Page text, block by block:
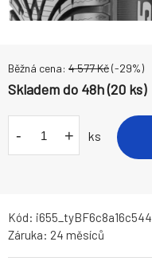
Běžná cena: 4 577Kč(-29%)
Skladem do 48h (20 ks)
- + ks
Kód: i655_tyBF6c8a16c544
Záruka: 24 měsíců